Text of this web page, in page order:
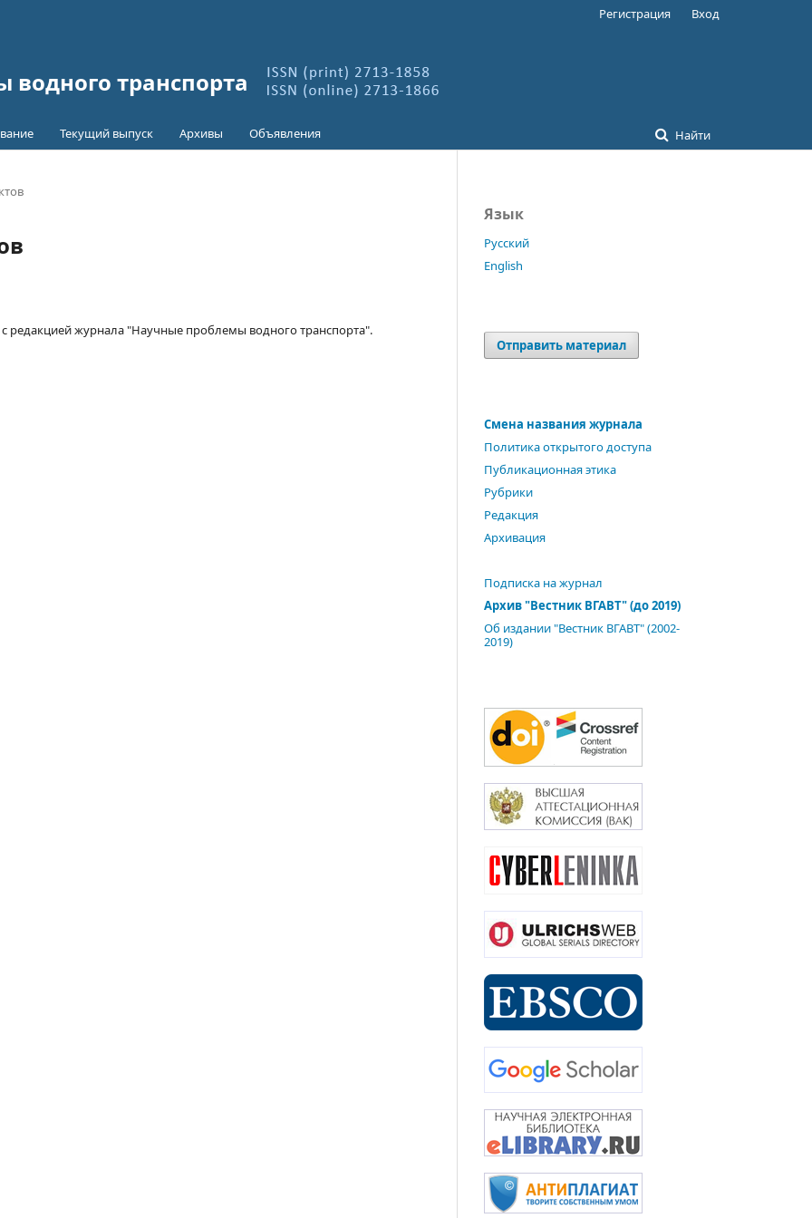
транспорта
Текущий выпуск Архивы Объявления Найти
Регистрация Вход
редакцией журнала "Научные проблемы водного транспорта".
Язык
Русский
English
Отправить материал
Смена названия журнала
Политика открытого доступа
Публикационная этика
Рубрики
Редакция
Архивация
Подписка на журнал
Архив "Вестник ВГАВТ" (до 2019)
Об издании "Вестник ВГАВТ" (2002-
2019)